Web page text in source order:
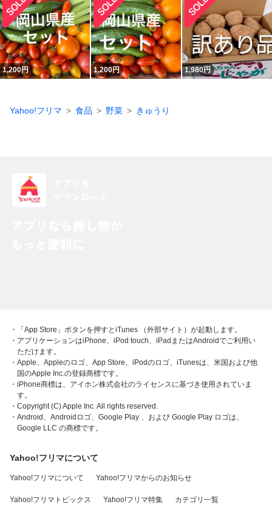
1,200円 1,200円 1,980円
Yahoo!フリマ 食品 野菜 きゅうり
・「App Store」ボタンを押すとiTunes （外部サイト）が起動します。
・アプリケーションはiPhone、iPod touch、iPadまたはAndroidでご利用い
ただけます。
・Apple、Appleのロゴ、App Store、iPodのロゴ、iTunesは、米国および他
国のApple Inc.の登録商標です。
・iPhone商標は、アイホン株式会社のライセンスに基づき使用されていま
す。
・Copyright (C) Apple Inc. All rights reserved.
・Android、Androidロゴ、Google Play 、および Google Play ロゴは、
Google LLC の商標です。
Yahoo!フリマについて
Yahoo!フリマについて Yahoo!フリマからのお知らせ
Yahoo!フリマトピックス Yahoo!フリマ特集 カテゴリ一覧